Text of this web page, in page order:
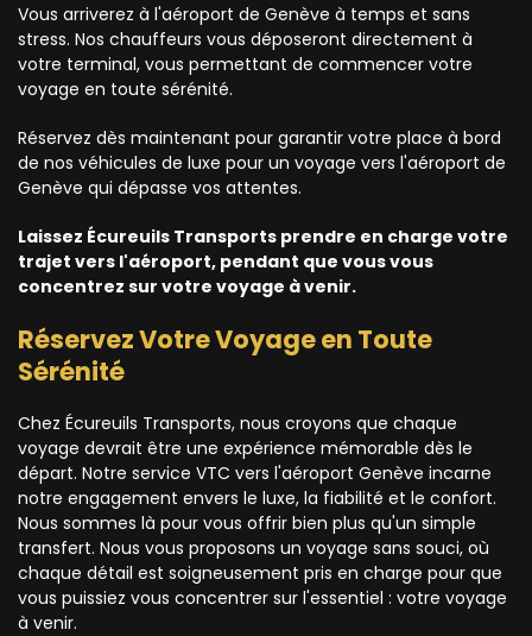
Vous arriverez à l'aéroport de Genève à temps et sans
stress. Nos chauffeurs vous déposeront directement à
votre terminal, vous permettant de commencer votre
voyage en toute sérénité.
Réservez dès maintenant pour garantir votre place à bord
de nos véhicules de luxe pour un voyage vers l'aéroport de
Genève qui dépasse vos attentes.
Laissez Écureuils Transports prendre en charge votre
trajet vers l'aéroport, pendant que vous vous
concentrez sur votre voyage à venir.
Réservez Votre Voyage en Toute
Sérénité
Chez Écureuils Transports, nous croyons que chaque
voyage devrait être une expérience mémorable dès le
départ. Notre service VTC vers l'aéroport Genève incarne
notre engagement envers le luxe, la fiabilité et le confort.
Nous sommes là pour vous offrir bien plus qu'un simple
transfert. Nous vous proposons un voyage sans souci, où
chaque détail est soigneusement pris en charge pour que
vous puissiez vous concentrer sur l'essentiel : votre voyage
à venir.